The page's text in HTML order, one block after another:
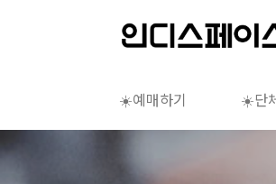
☀️예매하기 ☀️단